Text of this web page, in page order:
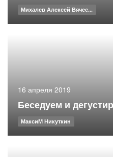
Михалев Алексей Вячес...
16 апреля 2019
Беседуем и
МаксиМ Никуткин